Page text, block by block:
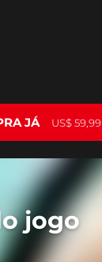
JÁ US$ 59,99
jogo